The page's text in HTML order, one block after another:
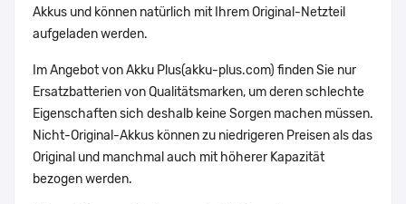
Akkus und können natürlich mit Ihrem Original-Netzteil
aufgeladen werden.
Im Angebot von Akku Plus(akku-plus.com) finden Sie nur
Ersatzbatterien von Qualitätsmarken, um deren schlechte
Eigenschaften sich deshalb keine Sorgen machen müssen.
Nicht-Original-Akkus können zu niedrigeren Preisen als das
Original und manchmal auch mit höherer Kapazität
bezogen werden.